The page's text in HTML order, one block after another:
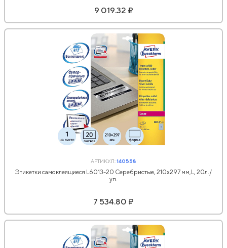
9 019.32 ₽
АРТИКУЛ:140558
Этикетки самоклеящиеся L6013-20 Серебристые, 210х297 мм,L, 20л./
уп.
7 534.80 ₽